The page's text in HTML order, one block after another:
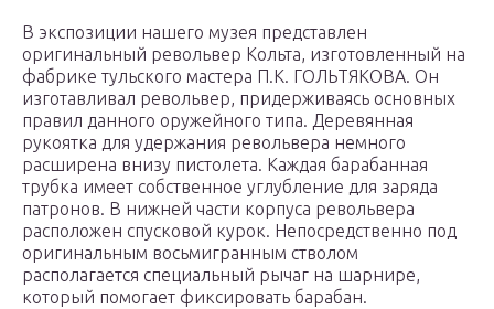
В экспозиции нашего музея представлен
оригинальный револьвер Кольта, изготовленный на
фабрике тульского мастера П.К. ГОЛЬТЯКОВА. Он
изготавливал револьвер, придерживаясь основных
правил данного оружейного типа. Деревянная
рукоятка для удержания револьвера немного
расширена внизу пистолета. Каждая барабанная
трубка имеет собственное углубление для заряда
патронов. В нижней части корпуса револьвера
расположен спусковой курок. Непосредственно под
оригинальным восьмигранным стволом
располагается специальный рычаг на шарнире,
который помогает фиксировать барабан.